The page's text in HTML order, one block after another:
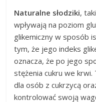
Naturalne słodziki,
wpływają na poziom
glikemiczny w sposób
tym, że jego indeks
oznacza, że po jego
stężenia cukru we
dla osób z cukrzycą
kontrolować swoją